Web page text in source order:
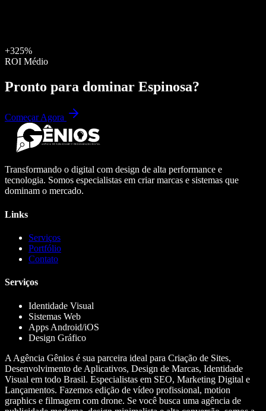
+325%
ROI Médio
Pronto para dominar Espinosa?
Começar Agora
Transformando o digital com design de alta performance e
tecnologia. Somos especialistas em criar marcas e sistemas que
dominam o mercado.
Links
Serviços
Portfólio
Contato
Serviços
Identidade Visual
Sistemas Web
Apps Android/iOS
Design Gráfico
A Agência Gênios é sua parceira ideal para Criação de Sites,
Desenvolvimento de Aplicativos, Design de Marcas, Identidade
Visual em todo Brasil. Especialistas em SEO, Marketing Digital e
Lançamentos. Fazemos edição de vídeo profissional, motion
graphics e filmagem com drone. Se você busca uma agência de